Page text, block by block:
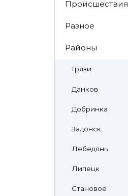
Происшествия
Разное
Районы
Грязи
Данков
Добринка
Задонск
Лебедянь
Липецк
Становое